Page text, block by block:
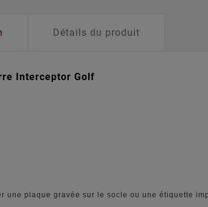
Détails du produit
Interceptor Golf
une plaque gravée sur le socle ou une étiquette